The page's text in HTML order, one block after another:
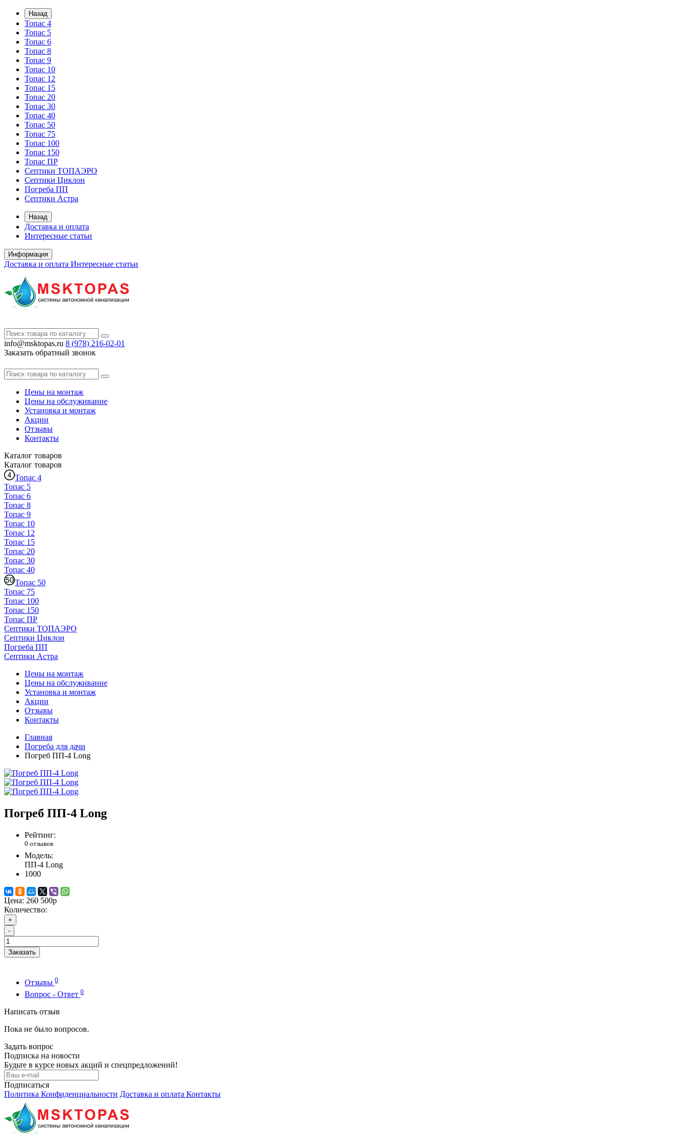
Назад
Топас 4
Топас 5
Топас 6
Топас 8
Топас 9
Топас 10
Топас 12
Топас 15
Топас 20
Топас 30
Топас 40
Топас 50
Топас 75
Топас 100
Топас 150
Топас ПР
Септики ТОПАЭРО
Септики Циклон
Погреба ПП
Септики Астра
Назад
Доставка и оплата
Интересные статьи
Информация
Доставка и оплата Интересные статьи
info@msktopas.ru 8 (978) 216-02-01
Заказать обратный звонок
Цены на монтаж
Цены на обслуживание
Установка и монтаж
Акции
Отзывы
Контакты
Каталог товаров
Каталог товаров
Топас 4
Топас 5
Топас 6
Топас 8
Топас 9
Топас 10
Топас 12
Топас 15
Топас 20
Топас 30
Топас 40
Топас 50
Топас 75
Топас 100
Топас 150
Топас ПР
Септики ТОПАЭРО
Септики Циклон
Погреба ПП
Септики Астра
Цены на монтаж
Цены на обслуживание
Установка и монтаж
Акции
Отзывы
Контакты
Главная
Погреба для дачи
Погреб ПП-4 Long
Погреб ПП-4 Long
Рейтинг:
0 отзывов
Модель:
ПП-4 Long
1000
Цена: 260 500р
Количество:
+
-
Заказать
Отзывы 0
Вопрос - Ответ 0
Написать отзыв
Пока не было вопросов.
Задать вопрос
Подписка на новости
Будьте в курсе новых акций и спецпредложений!
Подписаться
Политика Конфиденциальности Доставка и оплата Контакты